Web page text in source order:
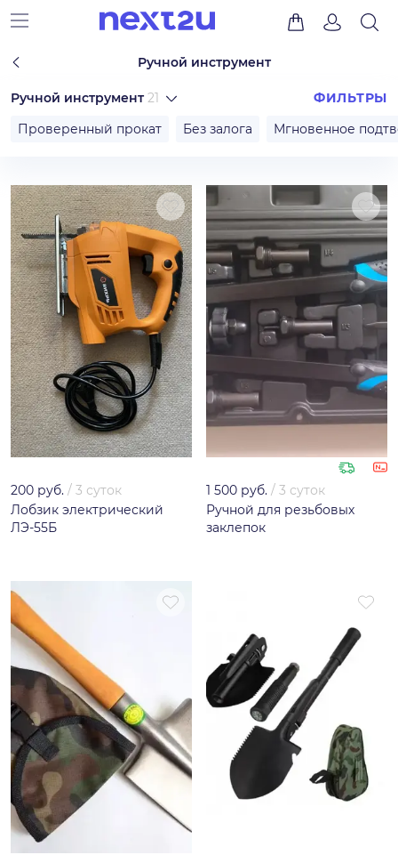
Ручной инструмент
Ручной инструмент 21
ФИЛЬТРЫ
Проверенный прокат
Без залога Мгновенное
200 руб. / 3 суток
Лобзик электрический
ЛЭ-55Б
1 500 руб. / 3 суток
Ручной для резьбовых
заклепок